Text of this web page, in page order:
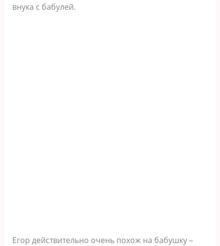
внука с бабулей.
Егор действительно очень похож на бабушку –